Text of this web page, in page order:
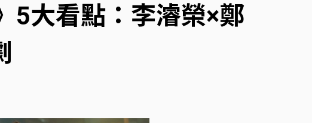
5大看點：李濬榮×鄭